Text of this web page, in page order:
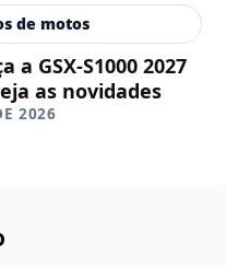
de motos
a GSX-S1000 2027
as novidades
2026